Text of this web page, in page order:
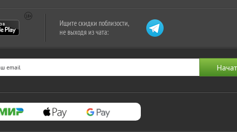
Ищите скидки поблизости,
не выходя из чата: